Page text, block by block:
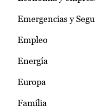
Emergencias y
Empleo
Energía
Europa
Familia